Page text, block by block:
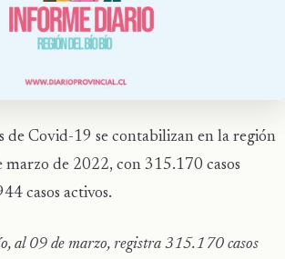
de Covid-19 se contabilizan en la región
de 2022, con 315.170 casos
casos activos.
al 09 de marzo, registra 315.170 casos